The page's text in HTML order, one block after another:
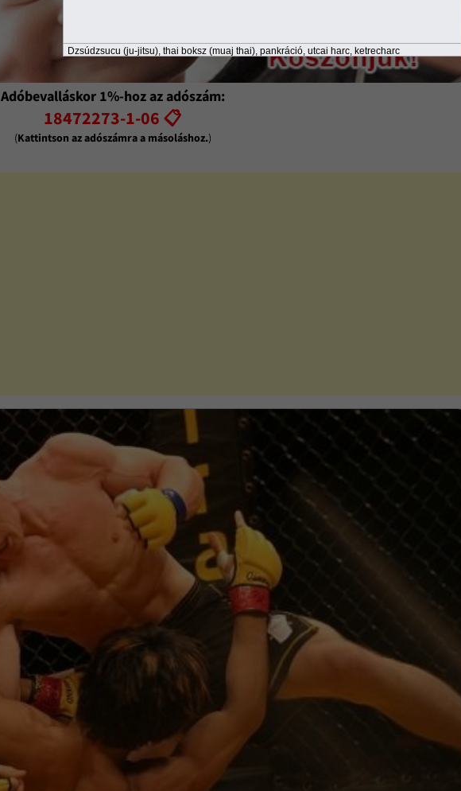
Dzsúdzsucu (ju-jitsu), thai boksz (muaj thai), pankráció, utcai harc, ketrecharc
Adóbevalláskor 1%-hoz az adószám:
18472273-1-06 📋
(Kattintson az adószámra a másoláshoz.)